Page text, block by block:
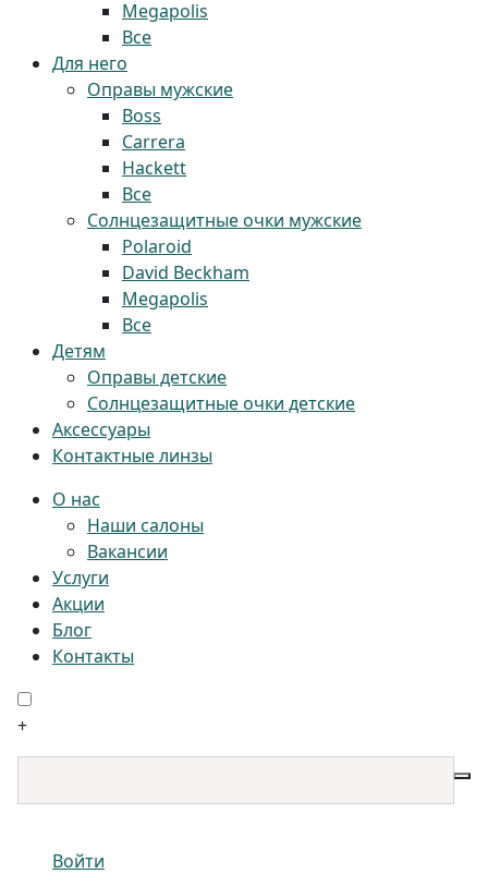
Megapolis
Все
Для него
Оправы мужские
Boss
Carrera
Hackett
Все
Солнцезащитные очки мужские
Polaroid
David Beckham
Megapolis
Все
Детям
Оправы детские
Солнцезащитные очки детские
Аксессуары
Контактные линзы
О нас
Наши салоны
Вакансии
Услуги
Акции
Блог
Контакты
+
Войти